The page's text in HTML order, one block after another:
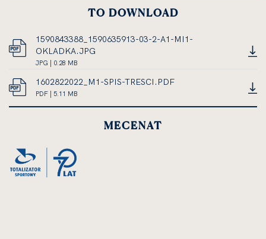
TO DOWNLOAD
1590843388_1590635913-03-2-A1-MI1-
OKLADKA.JPG
JPG | 0.28 MB
FILE
0.28
MEGABYTES
IN
NEW
CARD
1602822022_M1-SPIS-TRESCI.PDF
PDF | 5.11 MB
DOCUMENT,
OPEN
MECENAT